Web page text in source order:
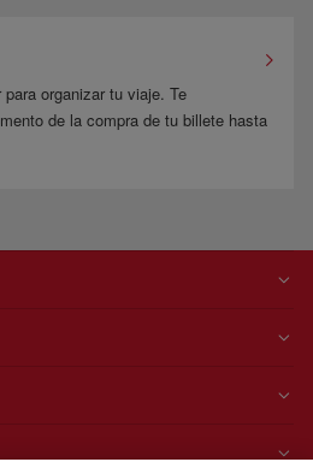
organizar tu viaje. Te
de la compra de tu billete hasta